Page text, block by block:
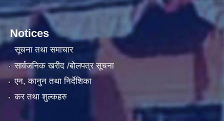
Notices
सूचना तथा समाचार
सार्वजनिक खरीद /बोलपत्र सूचना
एन, कानुन तथा निर्देशिका
कर तथा शुल्कहरु